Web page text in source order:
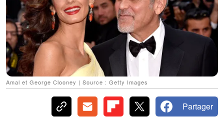
Amal et George Clooney | Source : Getty Images
Partager